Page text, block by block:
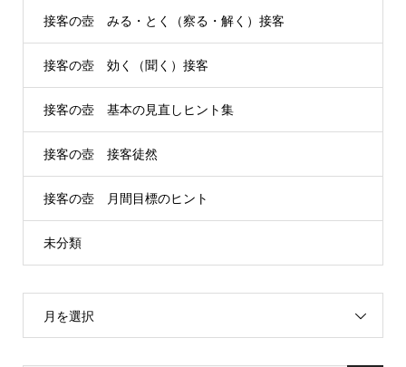
接客の壺 みる・とく（察る・解く）接客
接客の壺 効く（聞く）接客
接客の壺 基本の見直しヒント集
接客の壺 接客徒然
接客の壺 月間目標のヒント
未分類
月を選択